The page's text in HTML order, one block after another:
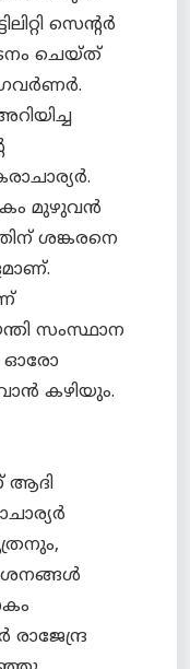
സെന്റര്‍
ചെയ്ത്
മുഴുവന്‍
ശങ്കരനെ
സംസ്ഥാന
ഓരോ
കഴിയും.
ആദി